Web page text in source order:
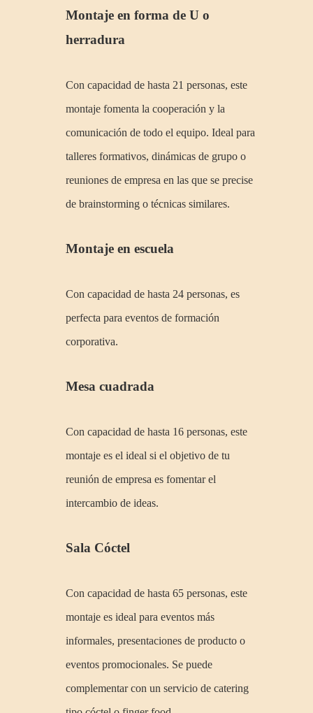
Montaje en forma de U o
herradura
Con capacidad de hasta 21 personas, este
montaje fomenta la cooperación y la
comunicación de todo el equipo. Ideal para
talleres formativos, dinámicas de grupo o
reuniones de empresa en las que se precise
de brainstorming o técnicas similares.
Montaje en escuela
Con capacidad de hasta 24 personas, es
perfecta para eventos de formación
corporativa.
Mesa cuadrada
Con capacidad de hasta 16 personas, este
montaje es el ideal si el objetivo de tu
reunión de empresa es fomentar el
intercambio de ideas.
Sala Cóctel
Con capacidad de hasta 65 personas, este
montaje es ideal para eventos más
informales, presentaciones de producto o
eventos promocionales. Se puede
complementar con un servicio de catering